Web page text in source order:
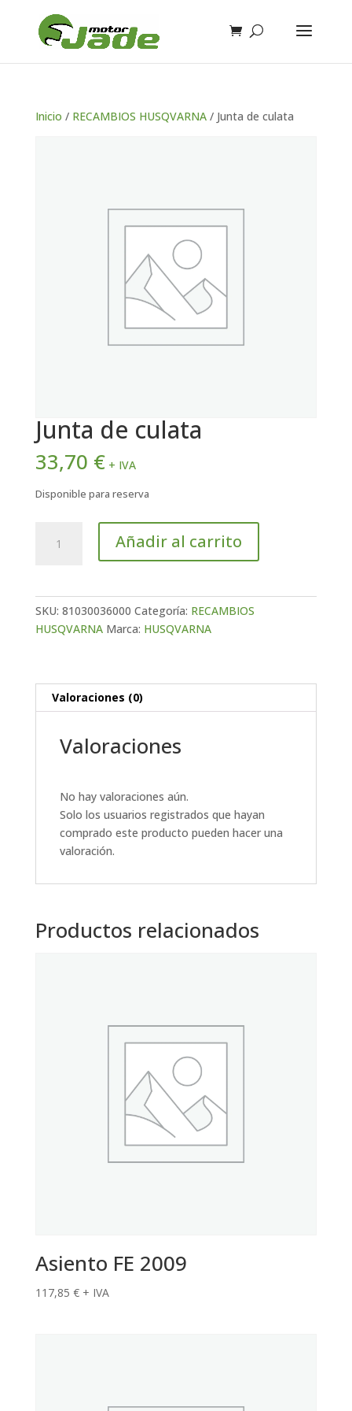
Inicio / RECAMBIOS HUSQVARNA/ Junta de culata
Junta de culata
33,70 € + IVA
Disponible para reserva
Añadir al carrito
SKU: 81030036000 Categoría: RECAMBIOS
HUSQVARNA Marca: HUSQVARNA
Valoraciones (0)
Valoraciones
No hay valoraciones aún.
Solo los usuarios registrados que hayan
comprado este producto pueden hacer una
valoración.
Productos relacionados
Asiento FE 2009
117,85 € + IVA